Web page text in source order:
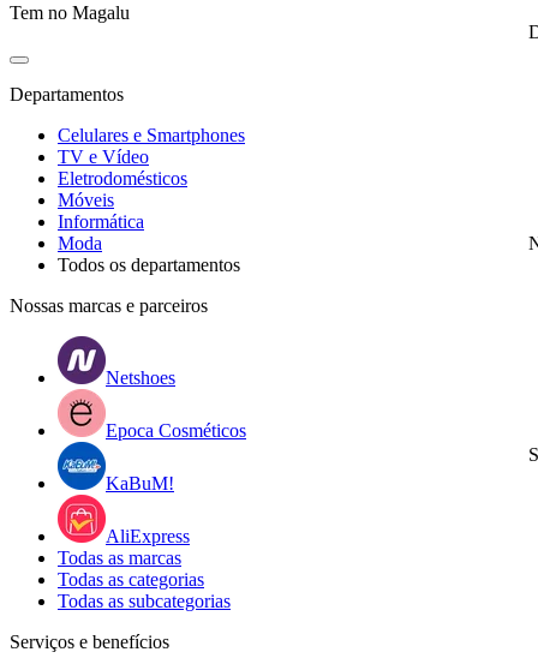
Tem no Magalu
Departamentos
Celulares e Smartphones
TV e Vídeo
Eletrodomésticos
Móveis
Informática
Moda
Todos os departamentos
Nossas marcas e parceiros
Netshoes
Epoca Cosméticos
KaBuM!
AliExpress
Todas as marcas
Todas as categorias
Todas as subcategorias
Serviços e benefícios